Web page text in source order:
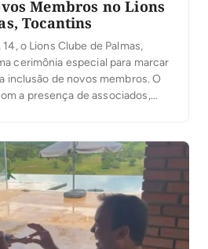
Membros no Lions
Tocantins
o Lions Clube de Palmas,
cerimônia especial para marcar
inclusão de novos membros. O
a presença de associados,
[…]